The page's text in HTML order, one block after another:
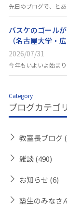
先日のブログで、と
バスケのゴール
（名古屋大学・
2026/07/31
今年もいよいよ始ま
Category
ブログカテゴ
教室長ブログ
雑談(490)
お知らせ (6)
塾生のみなさ